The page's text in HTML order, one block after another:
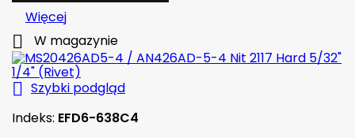
Więcej
 W magazynie
 Szybki podgląd
Indeks: EFD6-638C4